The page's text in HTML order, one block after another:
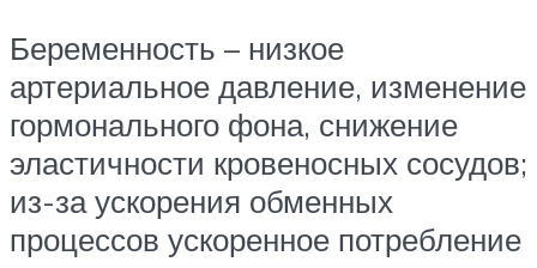
Беременность – низкое
артериальное давление, изменение
гормонального фона, снижение
эластичности кровеносных сосудов;
из-за ускорения обменных
процессов ускоренное потребление